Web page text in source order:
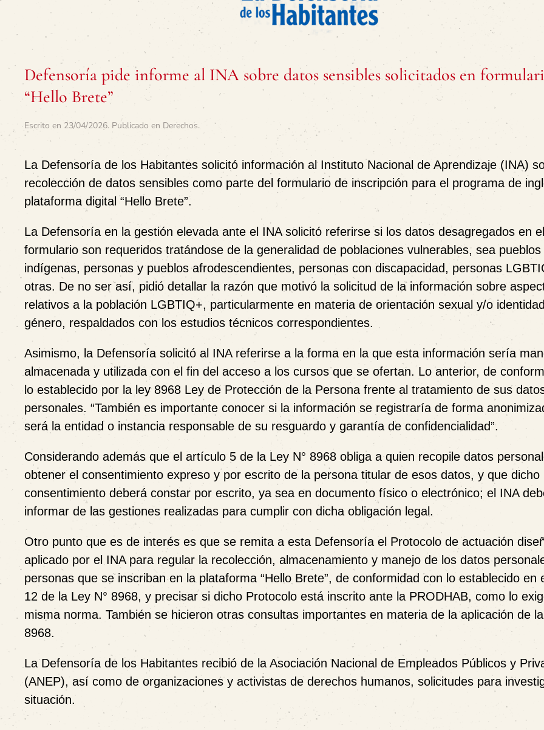
Defensoría pide informe al INA sobre datos sensibles solicitados en
“Hello Brete”
Escrito en 23/04/2026. Publicado en Derechos.
La Defensoría de los Habitantes solicitó información al Instituto Nacional de Aprendizaje (INA)
recolección de datos sensibles como parte del formulario de inscripción para el programa de
plataforma digital “Hello Brete”.
La Defensoría en la gestión elevada ante el INA solicitó referirse si los datos desagregados en el
formulario son requeridos tratándose de la generalidad de poblaciones vulnerables, sea pueblos
indígenas, personas y pueblos afrodescendientes, personas con discapacidad, personas
otras. De no ser así, pidió detallar la razón que motivó la solicitud de la información sobre
relativos a la población LGBTIQ+, particularmente en materia de orientación sexual y/o
género, respaldados con los estudios técnicos correspondientes.
Asimismo, la Defensoría solicitó al INA referirse a la forma en la que esta información sería
almacenada y utilizada con el fin del acceso a los cursos que se ofertan. Lo anterior, de
lo establecido por la ley 8968 Ley de Protección de la Persona frente al tratamiento de sus
personales. “También es importante conocer si la información se registraría de forma
será la entidad o instancia responsable de su resguardo y garantía de confidencialidad”.
Considerando además que el artículo 5 de la Ley N° 8968 obliga a quien recopile datos
obtener el consentimiento expreso y por escrito de la persona titular de esos datos, y que dicho
consentimiento deberá constar por escrito, ya sea en documento físico o electrónico; el INA
informar de las gestiones realizadas para cumplir con dicha obligación legal.
Otro punto que es de interés es que se remita a esta Defensoría el Protocolo de actuación
aplicado por el INA para regular la recolección, almacenamiento y manejo de los datos
personas que se inscriban en la plataforma “Hello Brete”, de conformidad con lo establecido en
12 de la Ley N° 8968, y precisar si dicho Protocolo está inscrito ante la PRODHAB, como lo
misma norma. También se hicieron otras consultas importantes en materia de la aplicación de
8968.
La Defensoría de los Habitantes recibió de la Asociación Nacional de Empleados Públicos y
(ANEP), así como de organizaciones y activistas de derechos humanos, solicitudes para
situación.